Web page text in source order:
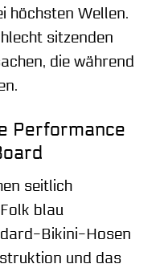
höchsten Wellen.
sitzenden
die während
Performance
seitlich
blau
Bikini-Hosen
und das